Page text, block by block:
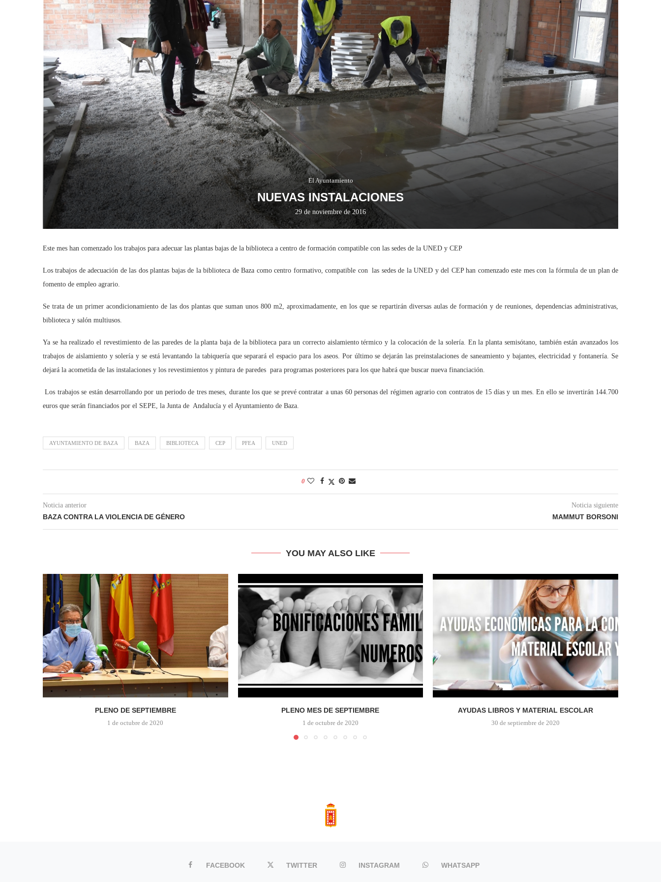
El Ayuntamiento
NUEVAS INSTALACIONES
29 de noviembre de 2016
Este mes han comenzado los trabajos para adecuar las plantas bajas de la biblioteca a centro de formación compatible con las sedes de la UNED y CEP
Los trabajos de adecuación de las dos plantas bajas de la biblioteca de Baza como centro formativo, compatible con las sedes de la UNED y del CEP han comenzado este mes con la fórmula de un plan de
fomento de empleo agrario.
Se trata de un primer acondicionamiento de las dos plantas que suman unos 800 m2, aproximadamente, en los que se repartirán diversas aulas de formación y de reuniones, dependencias administrativas,
biblioteca y salón multiusos.
Ya se ha realizado el revestimiento de las paredes de la planta baja de la biblioteca para un correcto aislamiento térmico y la colocación de la solería. En la planta semisótano, también están avanzados los
trabajos de aislamiento y solería y se está levantando la tabiquería que separará el espacio para los aseos. Por último se dejarán las preinstalaciones de saneamiento y bajantes, electricidad y fontanería. Se
dejará la acometida de las instalaciones y los revestimientos y pintura de paredes para programas posteriores para los que habrá que buscar nueva financiación.
Los trabajos se están desarrollando por un periodo de tres meses, durante los que se prevé contratar a unas 60 personas del régimen agrario con contratos de 15 días y un mes. En ello se invertirán 144.700
euros que serán financiados por el SEPE, la Junta de Andalucía y el Ayuntamiento de Baza.
AYUNTAMIENTO DE BAZA BAZA BIBLIOTECA CEP PFEA UNED
0
Noticia anterior
BAZA CONTRA LA VIOLENCIA DE GÉNERO
Noticia siguiente
MAMMUT BORSONI
YOU MAY ALSO LIKE
PLENO DE SEPTIEMBRE
1 de octubre de 2020
PLENO MES DE SEPTIEMBRE
1 de octubre de 2020
AYUDAS LIBROS Y MATERIAL ESCOLAR
30 de septiembre de 2020
FACEBOOK TWITTER INSTAGRAM WHATSAPP